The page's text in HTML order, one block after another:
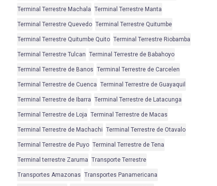
Terminal Terrestre Machala Terminal Terrestre Manta
Terminal Terrestre Quevedo Terminal Terrestre Quitumbe
Terminal Terrestre Quitumbe Quito Terminal Terrestre Riobamba
Terminal Terrestre Tulcan Terminal Terrestre de Babahoyo
Terminal Terrestre de Banos Terminal Terrestre de Carcelen
Terminal Terrestre de Cuenca Terminal Terrestre de Guayaquil
Terminal Terrestre de Ibarra Terminal Terrestre de Latacunga
Terminal Terrestre de Loja Terminal Terrestre de Macas
Terminal Terrestre de Machachi Terminal Terrestre de Otavalo
Terminal Terrestre de Puyo Terminal Terrestre de Tena
Terminal terrestre Zaruma Transporte Terrestre
Transportes Amazonas Transportes Panamericana